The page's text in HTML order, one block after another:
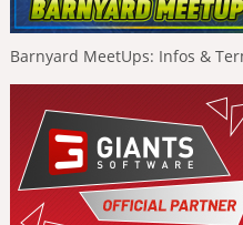
Barnyard MeetUps: Infos &